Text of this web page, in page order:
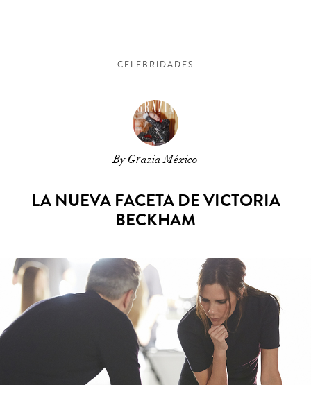
CELEBRIDADES
By Grazia México
LA NUEVA FACETA DE VICTORIA
BECKHAM